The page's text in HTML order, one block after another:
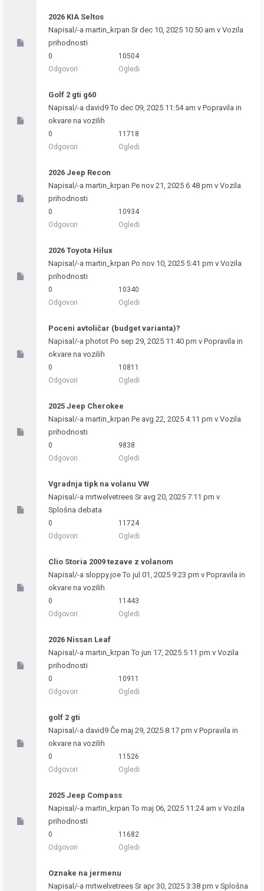
2026 KIA Seltos
Napisal/-a martin_krpan Sr dec 10, 2025 10:50 am v Vozila
prihodnosti
0
Odgovori
10504
Ogledi
Golf 2 gti g60
Napisal/-a david9To dec 09, 2025 11:54 am v Popravila in
okvare na vozilih
0
Odgovori
11718
Ogledi
2026 Jeep Recon
Napisal/-a martin_krpan Pe nov 21, 2025 6:48 pm v Vozila
prihodnosti
0
Odgovori
10934
Ogledi
2026 Toyota Hilux
Napisal/-a martin_krpan Po nov 10, 2025 5:41 pm v Vozila
prihodnosti
0
Odgovori
10340
Ogledi
Poceni avtoličar (budget varianta)?
Napisal/-a photot Po sep 29, 2025 11:40 pm v Popravila in
okvare na vozilih
0
Odgovori
10811
Ogledi
2025 Jeep Cherokee
Napisal/-a martin_krpan Pe avg 22, 2025 4:11 pm v Vozila
prihodnosti
0
Odgovori
9838
Ogledi
Vgradnja tipk na volanu VW
Napisal/-a mrtwelvetrees Sr avg 20, 2025 7:11 pm v
Splošna debata
0
Odgovori
11724
Ogledi
Clio Storia 2009 tezave z volanom
Napisal/-a sloppy.joeTo jul 01, 2025 9:23 pm v Popravila in
okvare na vozilih
0
Odgovori
11443
Ogledi
2026 Nissan Leaf
Napisal/-a martin_krpan To jun 17, 2025 5:11 pm v Vozila
prihodnosti
0
Odgovori
10911
Ogledi
golf 2 gti
Napisal/-a david9 Če maj 29, 2025 8:17 pm v Popravila in
okvare na vozilih
0
Odgovori
11526
Ogledi
2025 Jeep Compass
Napisal/-a martin_krpan To maj 06, 2025 11:24 am v Vozila
prihodnosti
0
Odgovori
11682
Ogledi
Oznake na jermenu
Napisal/-a mrtwelvetrees Sr apr 30, 2025 3:38 pm v Splošna